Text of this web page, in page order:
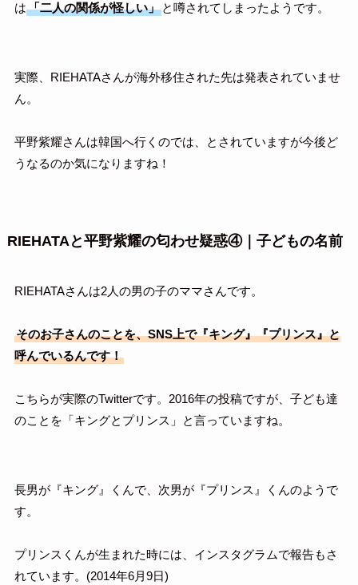
は「二人の関係が怪しい」と噂されてしまったようです。
実際、RIEHATAさんが海外移住された先は発表されていませ
ん。
平野紫耀さんは韓国へ行くのでは、とされていますが今後ど
うなるのか気になりますね！
RIEHATAと平野紫耀の匂わせ疑惑④｜子どもの名前
RIEHATAさんは2人の男の子のママさんです。
そのお子さんのことを、SNS上で『キング』『プリンス』と
呼んでいるんです！
こちらが実際のTwitterです。2016年の投稿ですが、子ども達
のことを「キングとプリンス」と言っていますね。
長男が『キング』くんで、次男が『プリンス』くんのようで
す。
プリンスくんが生まれた時には、インスタグラムで報告もさ
れています。(2014年6月9日)